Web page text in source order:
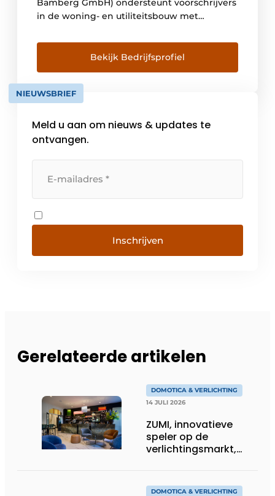
Bamberg GmbH) ondersteunt voorschrijvers
in de woning- en utiliteitsbouw met
lichtmanagement. Met een focus op Smart
Technology en Excellent Design maakt de
organisatie de stap van armatuur leverancier
naar technologisch ketenpartner. Door
procesgestuurde engineering en productie
Bekijk Bedrijfsprofiel
NIEUWSBRIEF
Meld u aan om nieuws & updates te
ontvangen.
Inschrijven
Gerelateerde artikelen
DOMOTICA & VERLICHTING
14 JULI 2026
ZUMI, innovatieve
speler op de
verlichtingsmarkt,
DOMOTICA & VERLICHTING